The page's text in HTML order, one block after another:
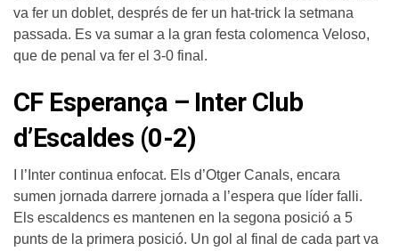
va fer un doblet, després de fer un hat-trick la setmana
passada. Es va sumar a la gran festa colomenca Veloso,
que de penal va fer el 3-0 final.
CF Esperança – Inter Club
d’Escaldes (0-2)
I l’Inter continua enfocat. Els d’Otger Canals, encara
sumen jornada darrere jornada a l’espera que líder falli.
Els escaldencs es mantenen en la segona posició a 5
punts de la primera posició. Un gol al final de cada part va